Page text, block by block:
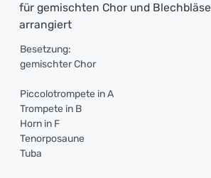
für gemischten Chor und
arrangiert
Besetzung:
gemischter Chor
Piccolotrompete in A
Trompete in B
Horn in F
Tenorposaune
Tuba